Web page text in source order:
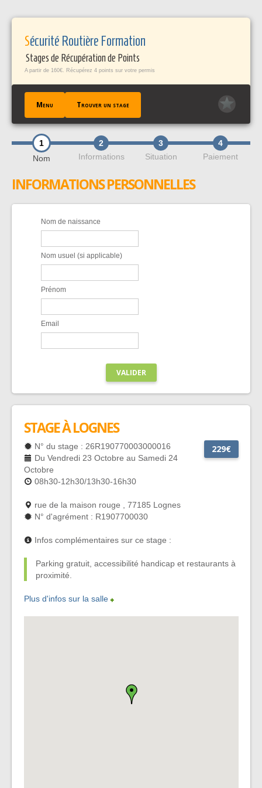
Sécurité Routière Formation
Stages de Récupération de Points
A partir de 160€. Récupérez 4 points sur votre permis
Menu Trouver un stage
ACCUEIL
TROUVER UN STAGE
TÉMOIGNAGES / FAQ
PROFESSIONNELS PÀP
1
Nom
2
Informations
3
Situation
4
Paiement
INFORMATIONS PERSONNELLES
Nom de naissance
Nom usuel (si applicable)
Prénom
Email
VALIDER
STAGE À LOGNES
229€
N° du stage : 26R190770003000016
Du Vendredi 23 Octobre au Samedi 24
Octobre
08h30-12h30/13h30-16h30
rue de la maison rouge , 77185 Lognes
N° d'agrément : R1907700030
Infos complémentaires sur ce stage :
Parking gratuit, accessibilité handicap et restaurants à
proximité.
Plus d'infos sur la salle